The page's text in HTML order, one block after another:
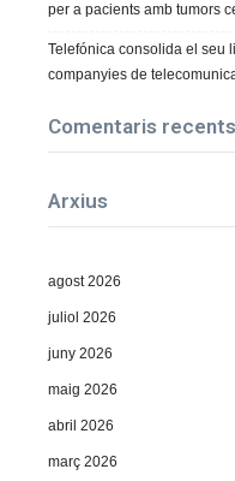
per a pacients amb tumors
Telefónica consolida el seu
companyies de
Comentaris recents
Arxius
agost 2026
juliol 2026
juny 2026
maig 2026
abril 2026
març 2026